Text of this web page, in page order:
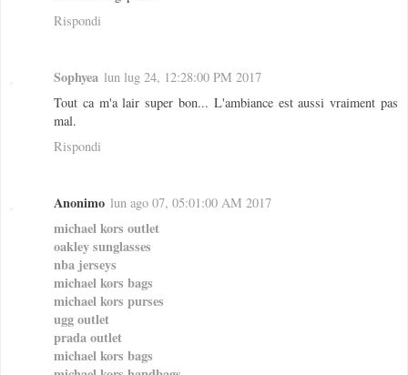
Rispondi
Sophyea lun lug 24, 12:28:00 PM 2017
Tout ca m'a lair super bon... L'ambiance est aussi vraiment pas
mal.
Rispondi
Anonimo lun ago 07, 05:01:00 AM 2017
michael kors outlet
oakley sunglasses
nba jerseys
michael kors bags
michael kors purses
ugg outlet
prada outlet
michael kors bags